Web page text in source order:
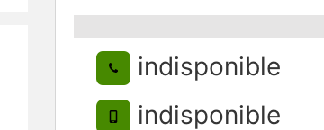
indisponible
indisponible